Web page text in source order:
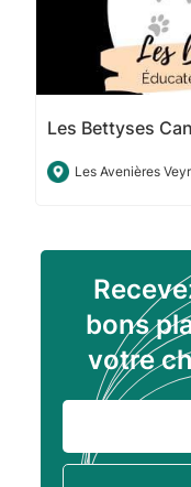
Les Bettyses
Les Avenières
bons
votre